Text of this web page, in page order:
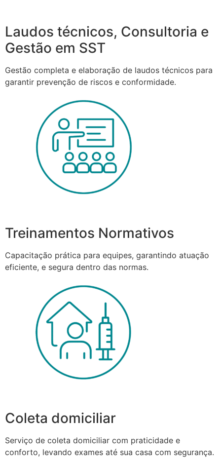
Laudos técnicos, Consultoria e
Gestão em SST
Gestão completa e elaboração de laudos técnicos para
garantir prevenção de riscos e conformidade.
Treinamentos Normativos
Capacitação prática para equipes, garantindo atuação
eficiente, e segura dentro das normas.
Coleta domiciliar
Serviço de coleta domiciliar com praticidade e
conforto, levando exames até sua casa com segurança.